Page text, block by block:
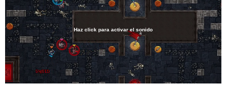
Unmute
Loaded:
37.58%
Haz click para activar el sonido